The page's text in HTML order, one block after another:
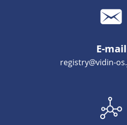
E-mail
registry@vidin-